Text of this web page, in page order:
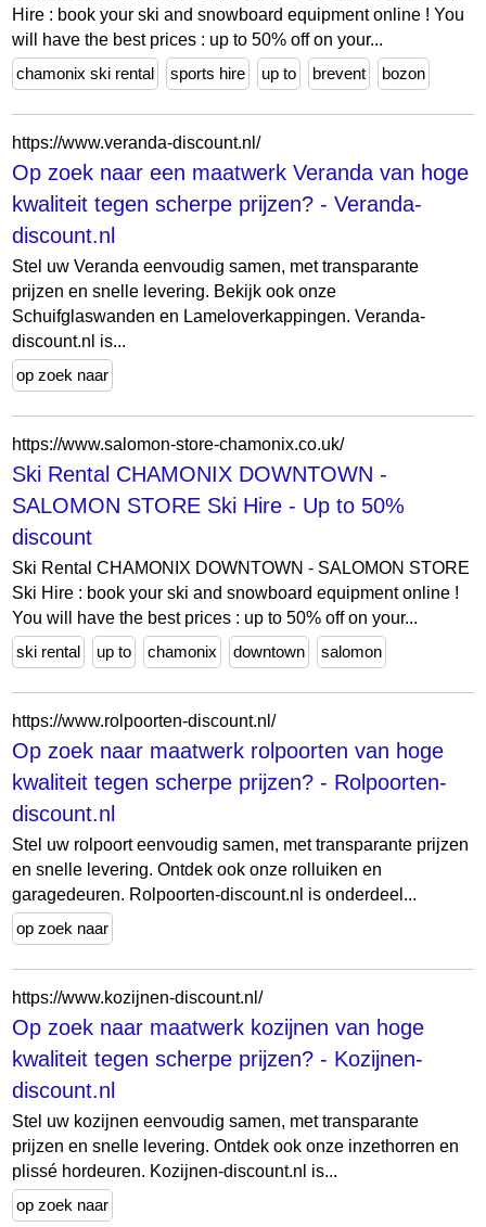
Hire : book your ski and snowboard equipment online ! You
will have the best prices : up to 50% off on your...
chamonix ski rental
sports hire up to brevent bozon
https://www.veranda-discount.nl/
Op zoek naar een maatwerk Veranda van hoge
kwaliteit tegen scherpe prijzen? - Veranda-
discount.nl
Stel uw Veranda eenvoudig samen, met transparante
prijzen en snelle levering. Bekijk ook onze
Schuifglaswanden en Lameloverkappingen. Veranda-
discount.nl is...
op zoek naar
https://www.salomon-store-chamonix.co.uk/
Ski Rental CHAMONIX DOWNTOWN -
SALOMON STORE Ski Hire - Up to 50%
discount
Ski Rental CHAMONIX DOWNTOWN - SALOMON STORE
Ski Hire : book your ski and snowboard equipment online !
You will have the best prices : up to 50% off on your...
ski rental
up to chamonix downtown salomon
https://www.rolpoorten-discount.nl/
Op zoek naar maatwerk rolpoorten van hoge
kwaliteit tegen scherpe prijzen? - Rolpoorten-
discount.nl
Stel uw rolpoort eenvoudig samen, met transparante prijzen
en snelle levering. Ontdek ook onze rolluiken en
garagedeuren. Rolpoorten-discount.nl is onderdeel...
op zoek naar
https://www.kozijnen-discount.nl/
Op zoek naar maatwerk kozijnen van hoge
kwaliteit tegen scherpe prijzen? - Kozijnen-
discount.nl
Stel uw kozijnen eenvoudig samen, met transparante
prijzen en snelle levering. Ontdek ook onze inzethorren en
plissé hordeuren. Kozijnen-discount.nl is...
op zoek naar